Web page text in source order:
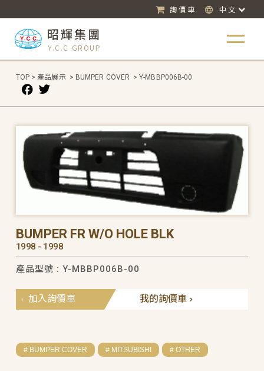
詢價車 中文
昭輝集團
Y.C.C GROUP
TOP > 產品展示 > BUMPER COVER > Y-MBBP006B-00
BUMPER FR W/O HOLE BLK
1998 - 1998
產品型號 : Y-MBBP006B-00
我的詢價車
加入詢價車
# BUMPER COVER # MITSUBISHI # OTHER